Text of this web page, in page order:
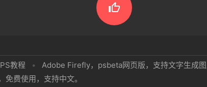

PS教程 •
Adobe Firefly，psbeta网页版，支持文字生成
费使用，支持中文。